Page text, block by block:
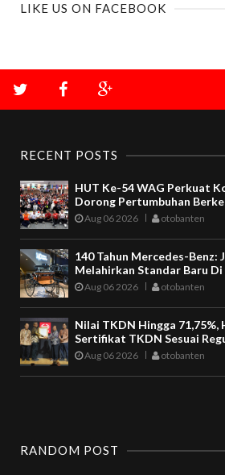
LIKE US ON FACEBOOK
RECENT POSTS
HUT Ke-54 WAG Perkuat
Dorong Pertumbuhan
Aug 06 2026 otobanten
140 Tahun Mercedes-Benz:
Melahirkan Standar Baru
Aug 06 2026 otobanten
Nilai TKDN Hingga 71,75%,
Sertifikat TKDN Sesuai
Aug 06 2026 otobanten
RANDOM POST